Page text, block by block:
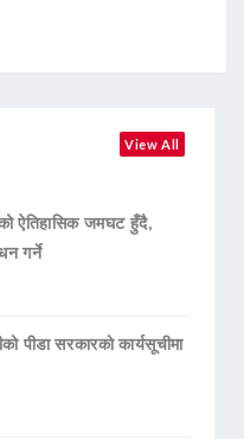
View All
ऐतिहासिक जमघट हुँदै,
गर्ने
पीडा सरकारको कार्यसूचीमा